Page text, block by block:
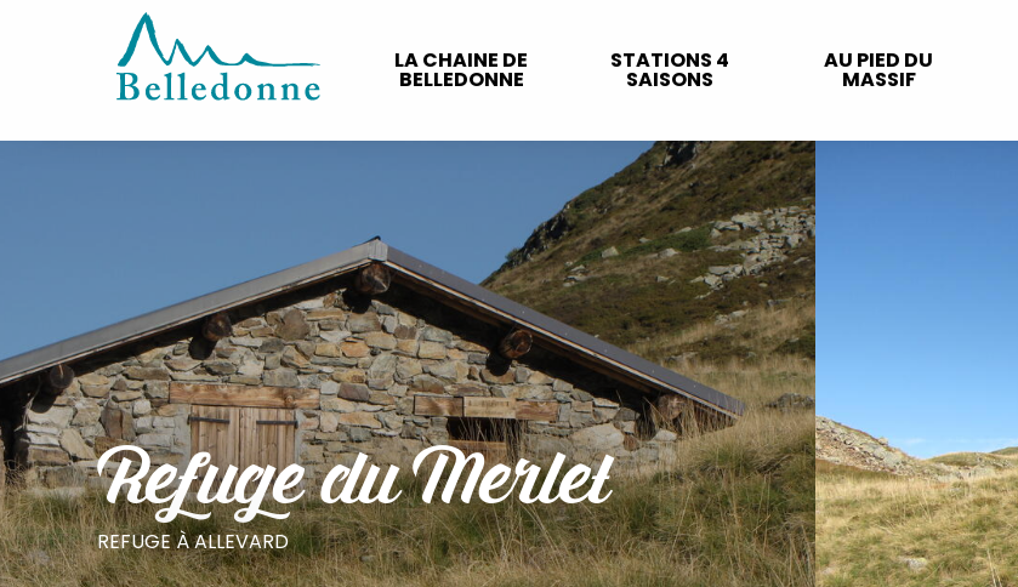
LA CHAINE DE
BELLEDONNE
STATIONS 4
SAISONS
AU PIED DU
MASSIF
Refuge du Merlet
REFUGEÀ ALLEVARD